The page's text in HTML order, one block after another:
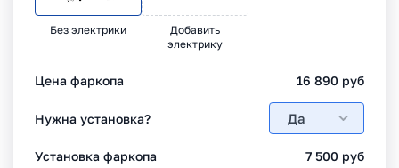
Без электрики
Добавить
электрику
Цена фаркопа 16 890 руб
Нужна установка? Да
Установка фаркопа 7 500 руб